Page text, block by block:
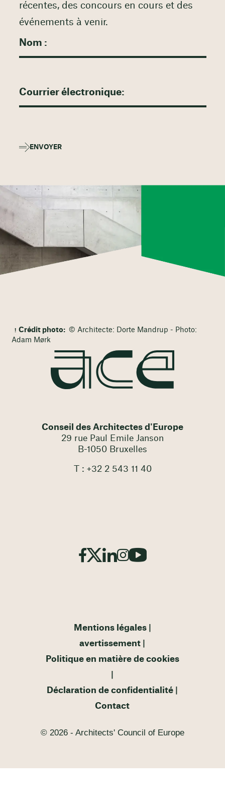
récentes, des concours en cours et des
événements à venir.
ENVOYER
Crédit photo: © Architecte: Dorte Mandrup - Photo:
Adam Mørk
Conseil des Architectes d'Europe
29 rue Paul Emile Janson
B-1050 Bruxelles
T : +32 2 543 11 40
Mentions légales
avertissement
Politique en matière de cookies
Déclaration de confidentialité
Contact
© 2026 - Architects' Council of Europe